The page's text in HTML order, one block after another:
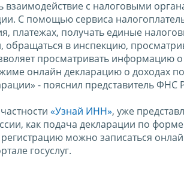
взаимодействие с налоговыми
С помощью сервиса
платежах, получать единые
в инспекцию,
просматривать информацию о
онлайн декларацию о доходах
- пояснил представитель ФНС
«Узнай ИНН», уже
как подача декларации по
можно записаться
госуслуг.